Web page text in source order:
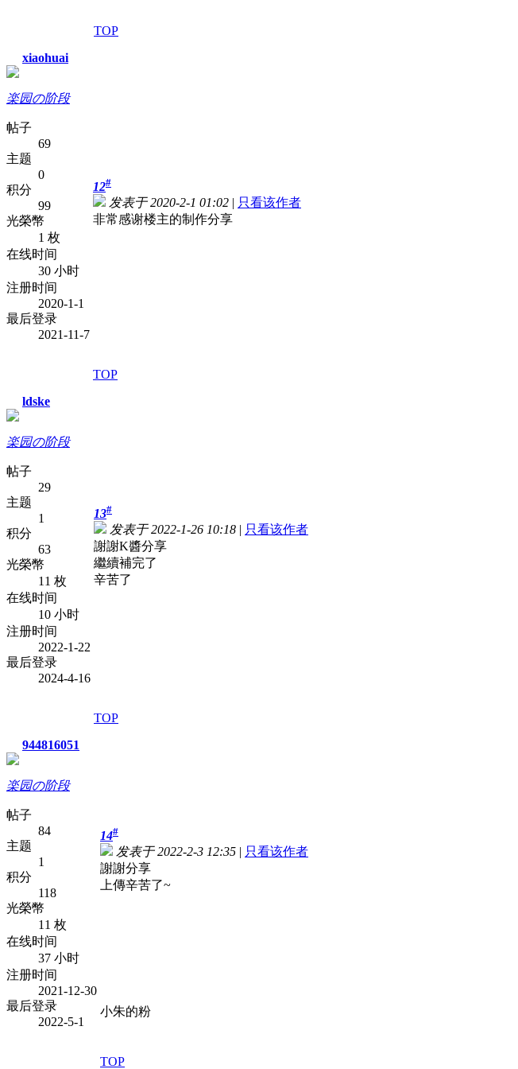
TOP
xiaohuai
楽园の阶段
帖子
69
主题
0
积分
99
光榮幣
1 枚
在线时间
30 小时
注册时间
2020-1-1
最后登录
2021-11-7
12#
发表于 2020-2-1 01:02 | 只看该作者
非常感谢楼主的制作分享
TOP
ldske
楽园の阶段
帖子
29
主题
1
积分
63
光榮幣
11 枚
在线时间
10 小时
注册时间
2022-1-22
最后登录
2024-4-16
13#
发表于 2022-1-26 10:18 | 只看该作者
謝謝K醬分享
繼續補完了
辛苦了
TOP
944816051
楽园の阶段
帖子
84
主题
1
积分
118
光榮幣
11 枚
在线时间
37 小时
注册时间
2021-12-30
最后登录
2022-5-1
14#
发表于 2022-2-3 12:35 | 只看该作者
謝謝分享
上傳辛苦了~
小朱的粉
TOP